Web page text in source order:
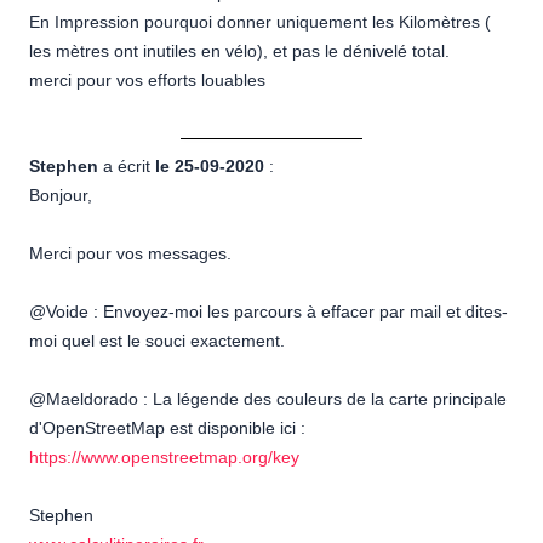
En Impression pourquoi donner uniquement les Kilomètres (
les mètres ont inutiles en vélo), et pas le dénivelé total.
merci pour vos efforts louables
Stephen a écrit le 25-09-2020 :
Bonjour,
Merci pour vos messages.
@Voide : Envoyez-moi les parcours à effacer par mail et dites-
moi quel est le souci exactement.
@Maeldorado : La légende des couleurs de la carte principale
d'OpenStreetMap est disponible ici :
https://www.openstreetmap.org/key
Stephen